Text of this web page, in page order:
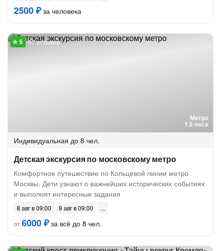
2500 ₽за человека
Метро
1.5 часа
67 отзывов
Индивидуальная до 8 чел.
Детская экскурсия по московскому метро
Комфортное путешествие по Кольцевой линии метро
Москвы. Дети узнают о важнейших исторических событиях
и выполнят интересные задания
8 авг в 09:00
9 авг в 09:00
от6000 ₽за всё до 8 чел.